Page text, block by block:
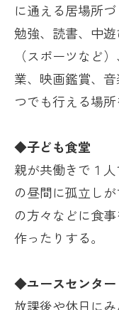
に通える居場所づ
勉強、読書、中
（スポーツなど
業、映画鑑賞、
つでも行える場所
◆子ども食堂
親が共働きで１
の昼間に孤立し
の方々などに食
作ったりする。
◆ユースセンター
放課後や休日に